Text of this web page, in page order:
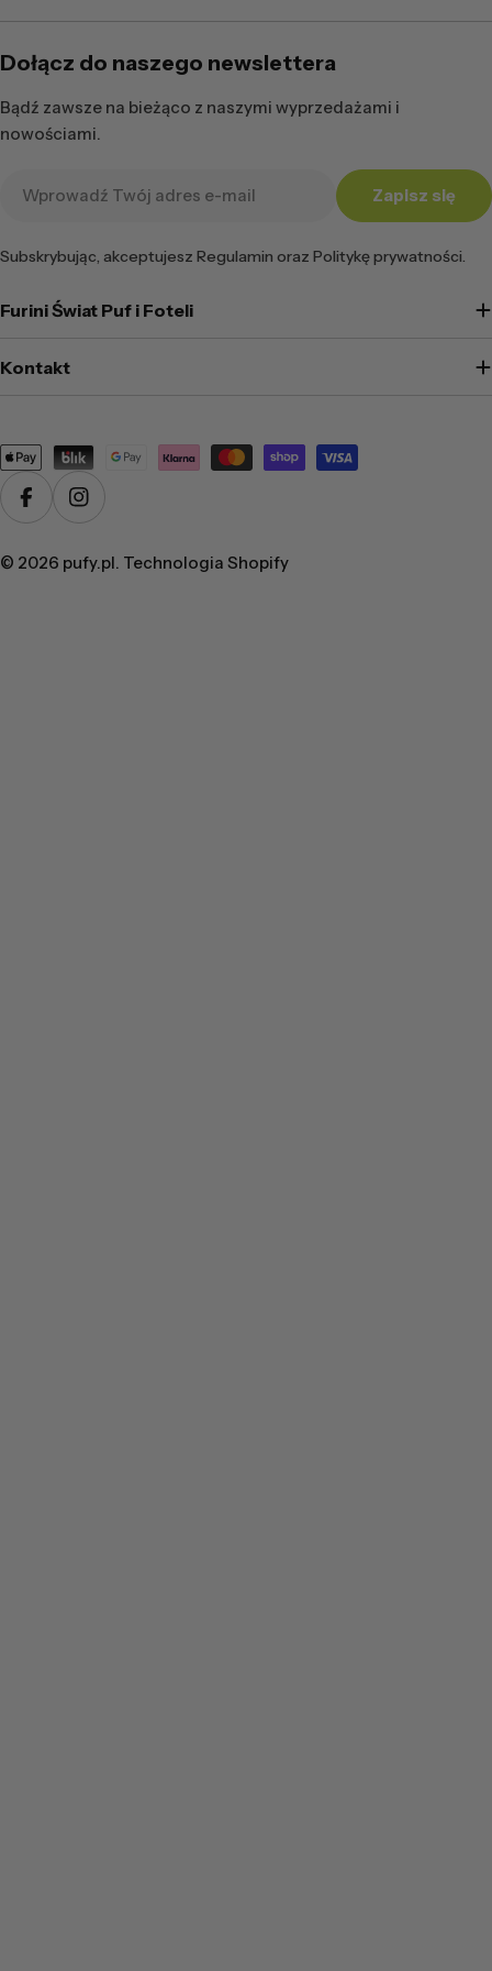
Dołącz do naszego newslettera
Bądź zawsze na bieżąco z naszymi wyprzedażami i
nowościami.
Zapisz się
Subskrybując, akceptujesz Regulamin oraz Politykę prywatności.
Furini Świat Puf i Foteli
Kontakt
Metody
płatności
FacebookInstagram
© 2026 pufy.pl. Technologia Shopify